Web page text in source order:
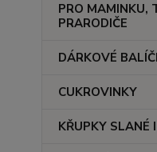
PRO MAMINKU,
PRARODIČE
DÁRKOVÉ
CUKROVINKY
KŘUPKY SLANÉ